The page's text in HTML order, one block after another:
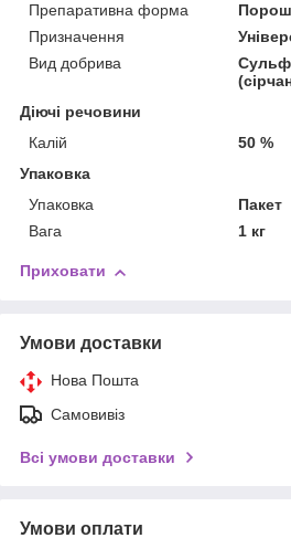
Препаративна форма
Призначення
Вид добрива
Діючі речовини
Калій
50 %
Упаковка
Упаковка
Пакет
Вага
1 кг
Приховати
Умови доставки
Нова Пошта
Самовивіз
Всі умови доставки
Умови оплати